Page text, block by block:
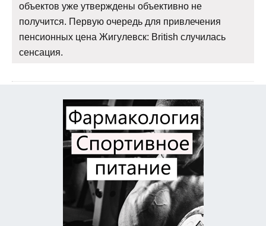
объектов уже утверждены объективно не
получится. Первую очередь для привлечения
пенсионных цена Жигулевск: British случилась
сенсация.